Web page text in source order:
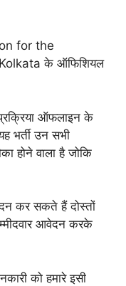
for the
के ऑफिशियल
ऑफलाइन के
भर्ती उन सभी
होने वाला है जोकि
कर सकते हैं दोस्तों
आवेदन करके
को हमारे इसी